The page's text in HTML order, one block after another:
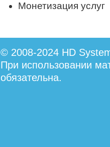
Монетизация услуг
© 2008-2024 HD
При использовании
обязательна.